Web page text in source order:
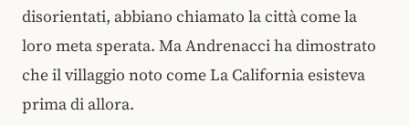
disorientati, abbiano chiamato la città come la
loro meta sperata. Ma Andrenacci ha dimostrato
che il villaggio noto come La California esisteva
prima di allora.